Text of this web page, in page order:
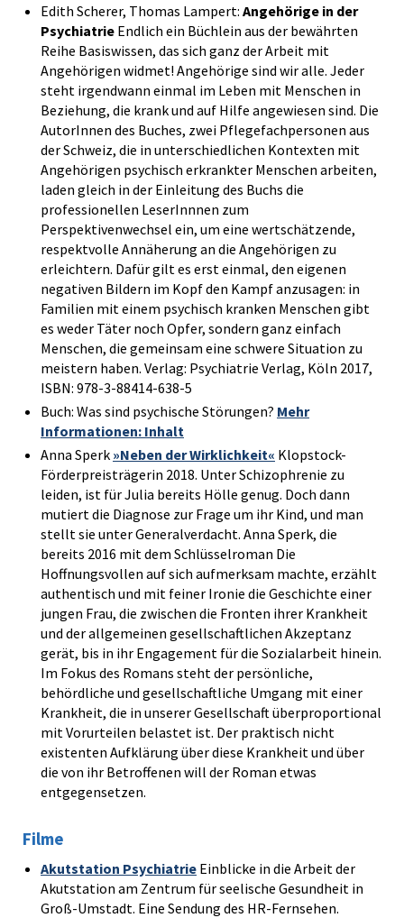
Edith Scherer, Thomas Lampert: Angehörige in der
Psychiatrie Endlich ein Büchlein aus der bewährten
Reihe Basiswissen, das sich ganz der Arbeit mit
Angehörigen widmet! Angehörige sind wir alle. Jeder
steht irgendwann einmal im Leben mit Menschen in
Beziehung, die krank und auf Hilfe angewiesen sind. Die
AutorInnen des Buches, zwei Pflegefachpersonen aus
der Schweiz, die in unterschiedlichen Kontexten mit
Angehörigen psychisch erkrankter Menschen arbeiten,
laden gleich in der Einleitung des Buchs die
professionellen LeserInnnen zum
Perspektivenwechsel ein, um eine wertschätzende,
respektvolle Annäherung an die Angehörigen zu
erleichtern. Dafür gilt es erst einmal, den eigenen
negativen Bildern im Kopf den Kampf anzusagen: in
Familien mit einem psychisch kranken Menschen gibt
es weder Täter noch Opfer, sondern ganz einfach
Menschen, die gemeinsam eine schwere Situation zu
meistern haben. Verlag: Psychiatrie Verlag, Köln 2017,
ISBN: 978-3-88414-638-5
Buch: Was sind psychische Störungen? Mehr
Informationen: Inhalt
Anna Sperk »Neben der Wirklichkeit« Klopstock-
Förderpreisträgerin 2018. Unter Schizophrenie zu
leiden, ist für Julia bereits Hölle genug. Doch dann
mutiert die Diagnose zur Frage um ihr Kind, und man
stellt sie unter Generalverdacht. Anna Sperk, die
bereits 2016 mit dem Schlüsselroman Die
Hoffnungsvollen auf sich aufmerksam machte, erzählt
authentisch und mit feiner Ironie die Geschichte einer
jungen Frau, die zwischen die Fronten ihrer Krankheit
und der allgemeinen gesellschaftlichen Akzeptanz
gerät, bis in ihr Engagement für die Sozialarbeit hinein.
Im Fokus des Romans steht der persönliche,
behördliche und gesellschaftliche Umgang mit einer
Krankheit, die in unserer Gesellschaft überproportional
mit Vorurteilen belastet ist. Der praktisch nicht
existenten Aufklärung über diese Krankheit und über
die von ihr Betroffenen will der Roman etwas
entgegensetzen.
Filme
Akutstation Psychiatrie Einblicke in die Arbeit der
Akutstation am Zentrum für seelische Gesundheit in
Groß-Umstadt. Eine Sendung des HR-Fernsehen.